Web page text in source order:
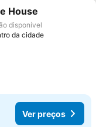
favoritos
House
disponível
da cidade
Ver preços